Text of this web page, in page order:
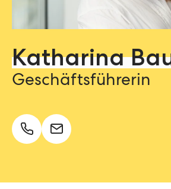
Katharina
Geschäftsführerin